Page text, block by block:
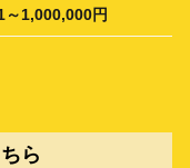
～1,000,000円
ら